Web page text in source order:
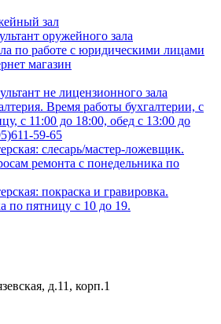
зал
оружейного зала
по работе с юридическими лицами
магазин
не лицензионного зала
Время работы бухгалтерии, с
с 11:00 до 18:00, обед с 13:00 до
59-65
слесарь/мастер-ложевщик.
ремонта с понедельника по
покраска и гравировка.
по пятницу с 10 до 19.
д.11, корп.1